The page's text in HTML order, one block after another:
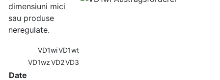
dimensiuni mici
sau produse
neregulate.
VD1wiVD1wt
VD1wzVD2VD3
Date